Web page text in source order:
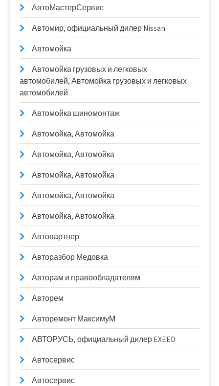
АвтоМастерСервис
Автомир, официальный дилер Nissan
Автомойка
Автомойка грузовых и легковых
автомобилей, Автомойка грузовых и легковых
автомобилей
Автомойка шиномонтаж
Автомойка, Автомойка
Автомойка, Автомойка
Автомойка, Автомойка
Автомойка, Автомойка
Автомойка, Автомойка
Автопартнер
Авторазбор Медовка
Авторам и правообладателям
Авторем
Авторемонт МаксимуМ
АВТОРУСЬ, официальный дилер EXEED
Автосервис
Автосервис